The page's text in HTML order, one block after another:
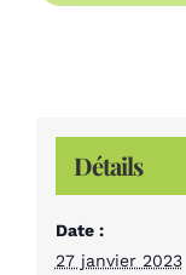
Détails
Date :
27 janvier 2023